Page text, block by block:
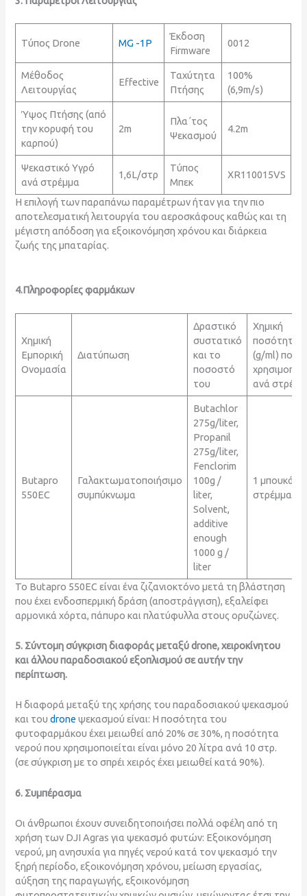
Τύπος Drone MG -1P
Έκδοση
Firmware
0012
Μέθοδος
Λειτουργίας
Effective
Ταχύτητα
Πτήσης
100%
(6,9m/s)
Ύψος Πτήσης (από
την κορυφή του
καρπού)
2m
Πλα΄τος
Ψεκασμού
4.2m
Ψεκαστικό Υγρό
ανά στρέμμα
1,6L/στρ
Τύπος
Μπεκ
XR110015VS
Η επιλογή των παραπάνω παραμέτρων ήταν για την πιο
αποτελεσματική λειτουργία του αεροσκάφους καθώς και τη
μέγιστη απόδοση για εξοικονόμηση χρόνου και διάρκεια
ζωής της μπαταρίας.
Χημική
Εμπορική
Διατύπωση
Δραστικό
συστατικό
και το
ποσοστό
του
ποσότητα
(g/ml) που
Butapro
Γαλακτωματοποιήσιμο
Butachlor
275g/liter,
Propanil
275g/liter,
Fenclorim
100g /
Solvent,
additive
liter
1
Το Butapro 550EC είναι ένα ζιζανιοκτόνο μετά τη βλάστηση
που έχει ενδοσπερμική δράση (αποστράγγιση), εξαλείφει
αρμονικά χόρτα, πάπυρο και πλατύφυλλα στους ορυζώνες.
5. Σύντομη σύγκριση διαφοράς μεταξύ drone, χειροκίνητου
και άλλου παραδοσιακού εξοπλισμού σε αυτήν την
Η διαφορά μεταξύ της χρήσης του παραδοσιακού ψεκασμού
και του
drone
ψεκασμού είναι: Η ποσότητα του
φυτοφαρμάκου έχει μειωθεί από 20% σε 30%, η ποσότητα
νερού που χρησιμοποιείται είναι μόνο 20 λίτρα ανά 10 στρ.